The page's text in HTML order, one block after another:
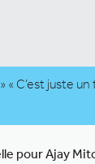
» « C’est juste
pour Ajay